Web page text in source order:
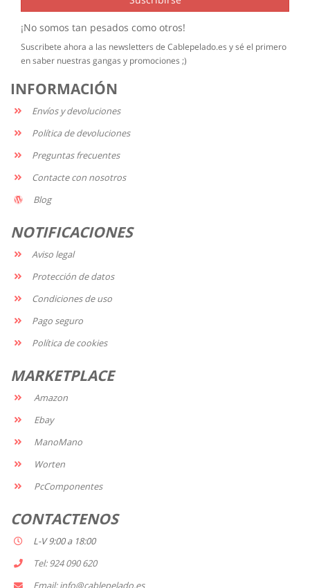
¡No somos tan pesados como otros!
Suscribete ahora a las newsletters de Cablepelado.es y sé el primero
en saber nuestras gangas y promociones ;)
INFORMACIÓN
Envíos y devoluciones
Política de devoluciones
Preguntas frecuentes
Contacte con nosotros
Blog
NOTIFICACIONES
Aviso legal
Protección de datos
Condiciones de uso
Pago seguro
Política de cookies
MARKETPLACE
Amazon
Ebay
ManoMano
Worten
PcComponentes
CONTACTENOS
L-V 9:00 a 18:00
Tel: 924 090 620
Email: info@cablepelado.es